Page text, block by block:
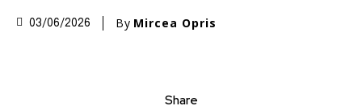
03/06/2026 By Mircea Opris
Share